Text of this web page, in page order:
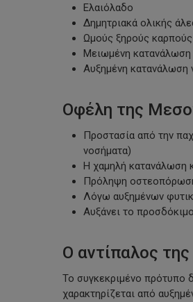
Ελαιόλαδο
Δημητριακά ολικής
Ωμούς ξηρούς καρπούς
Μειωμένη κατανάλωση
Αυξημένη κατανάλωση
Οφέλη της
Προστασία από την
νοσήματα)
Η χαμηλή κατανάλωση
Πρόληψη
Λόγω αυξημένων
Αυξάνει το
Ο αντίπαλος
Το συγκεκριμένο πρότυπο
χαρακτηρίζεται από